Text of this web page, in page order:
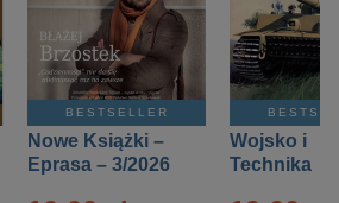
BESTSELLER
Nowe Książki –
Eprasa – 3/2026
Wojsko i
Technika